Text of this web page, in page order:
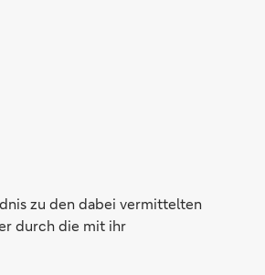
zu den dabei vermittelten
durch die mit ihr